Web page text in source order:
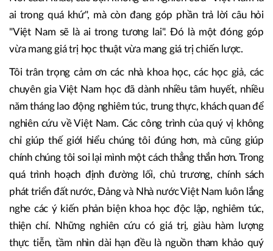
Nam học, mà còn đi sâu vào những chủ đề có tính cấu trúc,
có ý nghĩa chiến lược đối với tương lai đất nước chúng tôi:
thể chế chính sách, khoa học và công nghệ, đổi mới sáng
tạo, y tế, giáo dục, kinh tế, tư tưởng và chính sách xã hội.
Nói cách khác, các bạn không chỉ nghiên cứu "Việt Nam là
ai trong quá khứ", mà còn đang góp phần trả lời câu hỏi
"Việt Nam sẽ là ai trong tương lai". Đó là một đóng góp
vừa mang giá trị học thuật vừa mang giá trị chiến lược.
Tôi trân trọng cảm ơn các nhà khoa học, các học giả, các
chuyên gia Việt Nam học đã dành nhiều tâm huyết, nhiều
năm tháng lao động nghiêm túc, trung thực, khách quan để
nghiên cứu về Việt Nam. Các công trình của quý vị không
chỉ giúp thế giới hiểu chúng tôi đúng hơn, mà cũng giúp
chính chúng tôi soi lại mình một cách thẳng thắn hơn. Trong